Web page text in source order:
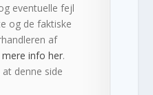
eventuelle fejl
og de faktiske
af
mere info her.
denne side